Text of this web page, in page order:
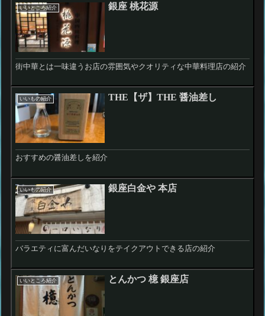
いいところ紹介 銀座 桃花源
街中華とは一味違うお店の雰囲気やクオリティな中華料理店の紹介
いいもの紹介 THE【ザ】THE 醤油差し
おすすめの醤油差しを紹介
いいもの紹介 銀座白金や 本店
バラエティに富んだいなりをテイクアウトできる店の紹介
いいところ紹介 とんかつ 檍 銀座店